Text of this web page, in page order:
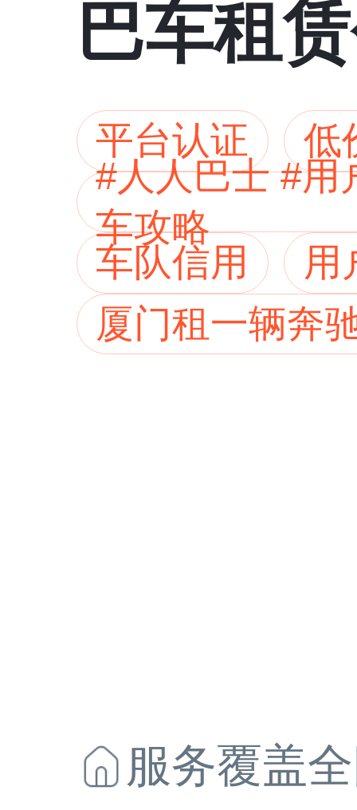
巴车租
平台认证
低
#人人巴士 #用
车攻略
车队信用
用
厦门租一辆奔
服务覆盖